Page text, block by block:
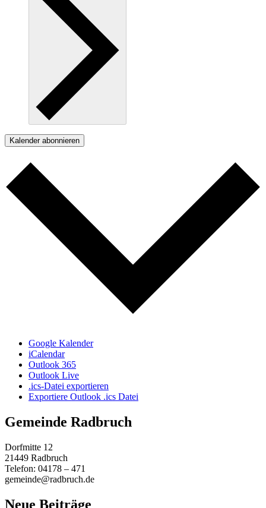
Kalender abonnieren
Google Kalender
iCalendar
Outlook 365
Outlook Live
.ics-Datei exportieren
Exportiere Outlook .ics Datei
Gemeinde Radbruch
Dorfmitte 12
21449 Radbruch
Telefon: 04178 – 471
gemeinde@radbruch.de
Neue Beiträge